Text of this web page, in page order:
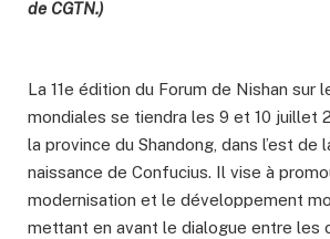
de CGTN.)
La 11e édition du Forum de Nishan sur
mondiales se tiendra les 9 et 10 juillet
la province du Shandong, dans l’est de
naissance de Confucius. Il vise à
modernisation et le développement
mettant en avant le dialogue entre les